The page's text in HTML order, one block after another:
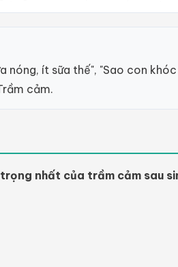
nóng, ít sữa thế", "Sao con
cảm.
nhất của trầm cảm sau